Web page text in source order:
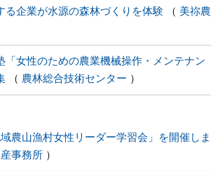
る企業が水源の森林づくりを体験
美祢農
「女性のための農業機械操作・メンテナン
農林総合技術センター
農山漁村女性リーダー学習会」を開催しま
事務所